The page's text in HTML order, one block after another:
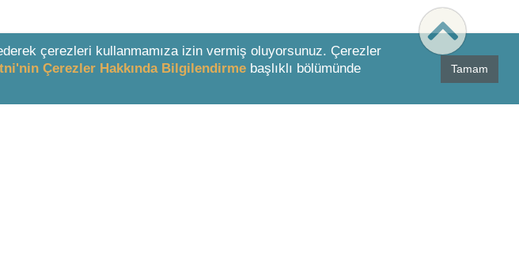
çerezleri kullanmamıza izin vermiş oluyorsunuz. Çerezler
Çerezler Hakkında Bilgilendirme başlıklı bölümünde
Tamam